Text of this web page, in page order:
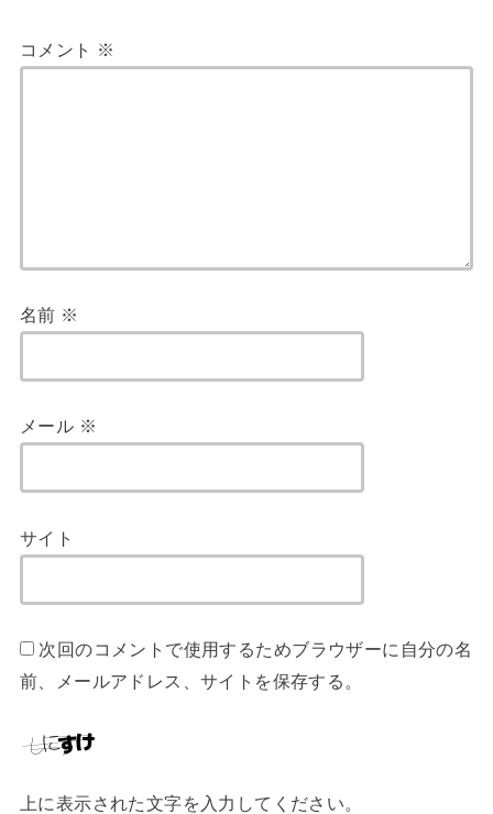
コメント ※
名前 ※
メール ※
サイト
次回のコメントで使用するためブラウザーに自分の名
前、メールアドレス、サイトを保存する。
上に表示された文字を入力してください。